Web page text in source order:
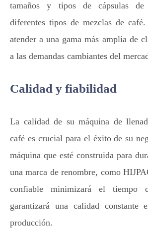
tamaños y tipos de cápsulas
diferentes tipos de mezclas de
atender a una gama más amplia de
a las demandas cambiantes del
Calidad y fiabilidad
La calidad de su máquina de
café es crucial para el éxito de su
máquina que esté construida para
una marca de renombre, como
confiable minimizará el tiempo
garantizará una calidad constante
producción.